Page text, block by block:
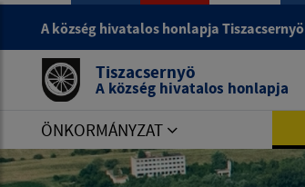
A község hivatalos honlapja Tiszacsernyö
Tiszacsernyö
A község hivatalos honlapja
ÖNKORMÁNYZAT